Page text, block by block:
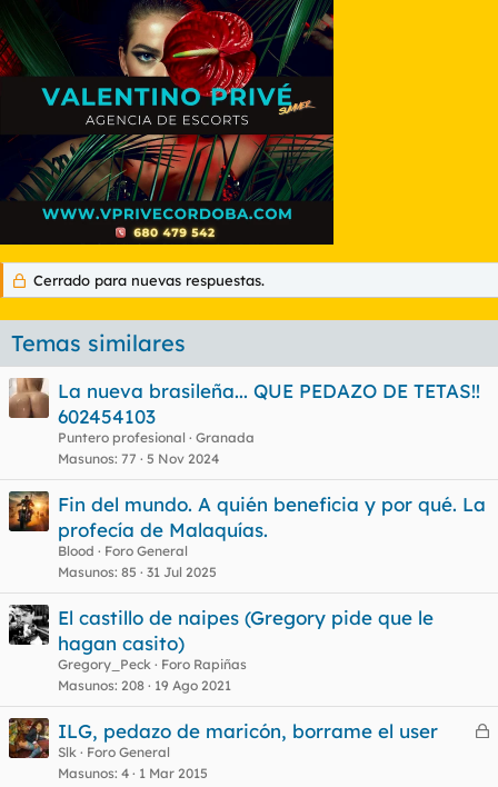
Cerrado para nuevas respuestas.
Temas similares
La nueva brasileña... QUE PEDAZO DE TETAS!!
602454103
Puntero profesional
Granada
Masunos 77 5 Nov 2024
Fin del mundo. A quién beneficia y por qué. La
profecía de Malaquías.
Blood
Foro General
Masunos 85 31 Jul 2025
El castillo de naipes (Gregory pide que le
hagan casito)
Gregory_Peck
Foro Rapiñas
Masunos 208 19 Ago 2021
C
ILG, pedazo de maricón, borrame el user
Slk
Foro General
Masunos 4 1 Mar 2015